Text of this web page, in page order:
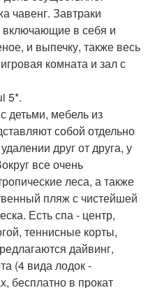
чавенг. Завтраки
включающие в себя и
и выпечку, также весь
комната и зал с
5*.
детьми, мебель из
собой отдельно
друг от друга, у
все очень
леса, а также
пляж с чистейшей
Есть спа - центр,
теннисные корты,
дайвинг,
(4 вида лодок -
бесплатно в прокат